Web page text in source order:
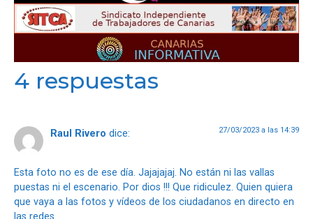
4 respuestas
Raul Rivero dice: 27/03/2023 a las 14:39
Esta foto no es de ese día. Jajajajaj. No están ni las vallas
puestas ni el escenario. Por dios !!! Que ridiculez. Quien quiera
que vaya a las fotos y vídeos de los ciudadanos en directo en